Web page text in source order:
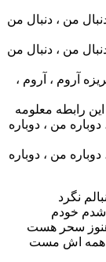
من ، دنبال من
من ، دنبال من
آروم ، آروم ،
رابطه معلومه
دوباره من ، دوباره
دوباره من ، دوباره
نگرد
شدم خودم
سحر هست
همه اش مست